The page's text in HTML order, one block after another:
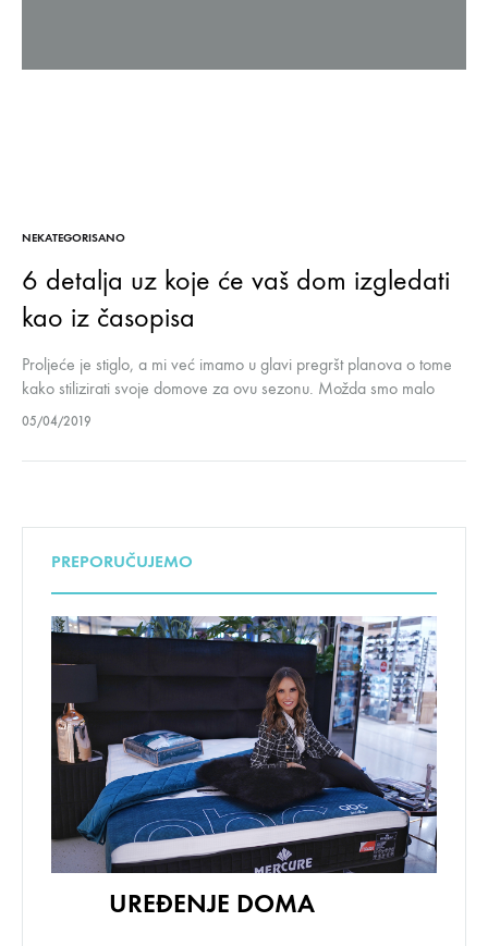
NEKATEGORISANO
6 detalja uz koje će vaš dom izgledati
kao iz časopisa
Proljeće je stiglo, a mi već imamo u glavi pregršt planova o tome
kako stilizirati svoje domove za ovu sezonu. Možda smo malo
pristrasni, ali svaka isprika nam je dobrodošla…
05/04/2019
PREPORUČUJEMO
UREĐENJE DOMA